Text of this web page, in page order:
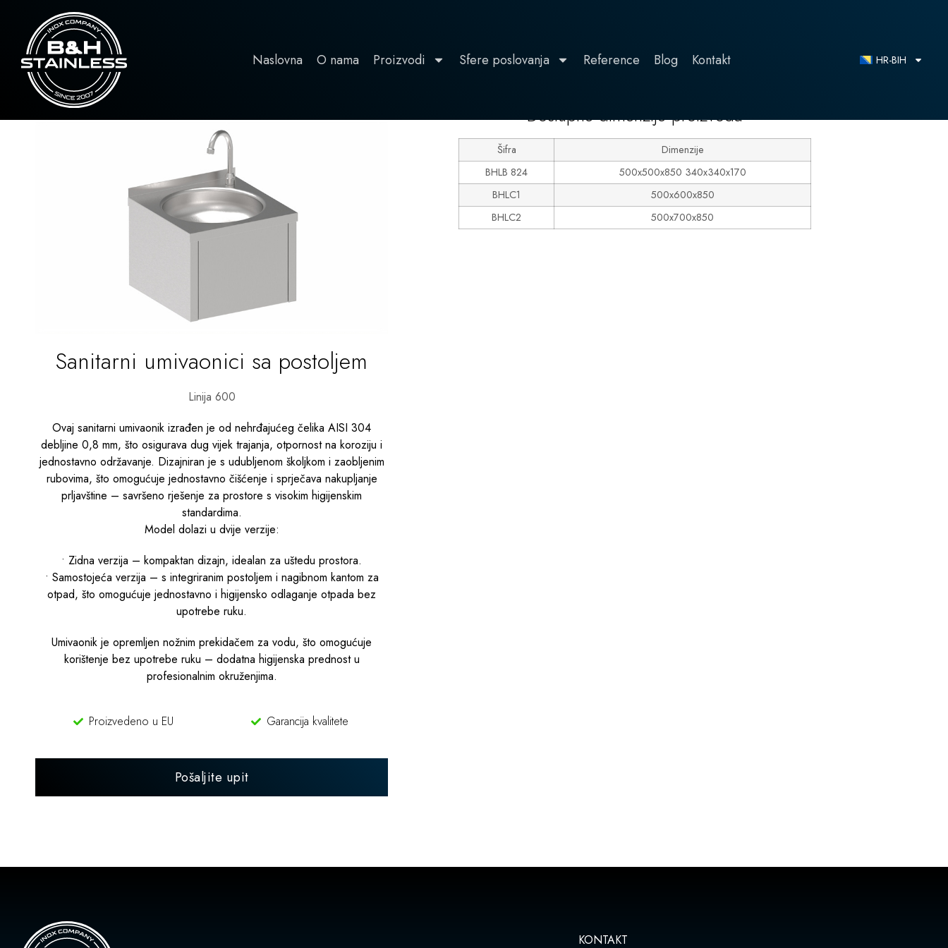
Naslovna O nama Proizvodi Sfere poslovanja Reference Blog Kontakt HR-BIH
Naslovna
Sanitarni umivaonici sa postoljem
Linija 600
Ovaj sanitarni umivaonik izrađen je od nehrđajućeg čelika AISI 304
debljine 0,8 mm, što osigurava dug vijek trajanja, otpornost na koroziju i
jednostavno održavanje. Dizajniran je s udubljenom školjkom i zaobljenim
rubovima, što omogućuje jednostavno čišćenje i sprječava nakupljanje
prljavštine – savršeno rješenje za prostore s visokim higijenskim
standardima.
Model dolazi u dvije verzije:
• Zidna verzija – kompaktan dizajn, idealan za uštedu prostora.
• Samostojeća verzija – s integriranim postoljem i nagibnom kantom za
otpad, što omogućuje jednostavno i higijensko odlaganje otpada bez
upotrebe ruku.
Umivaonik je opremljen nožnim prekidačem za vodu, što omogućuje
korištenje bez upotrebe ruku – dodatna higijenska prednost u
profesionalnim okruženjima.
Proizvedeno u EU Garancija kvalitete
Pošaljite upit
Dostupne dimenzije proizvoda
Šifra
Dimenzije
BHLB 824
500x500x850 340x340x170
BHLC1
500x600x850
BHLC2
500x700x850
KONTAKT